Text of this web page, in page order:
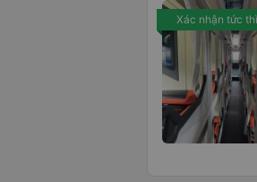
Xác nhận tức thì